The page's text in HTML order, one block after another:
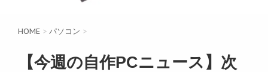
HOME > パソコン >
【今週の自作PCニュース】次